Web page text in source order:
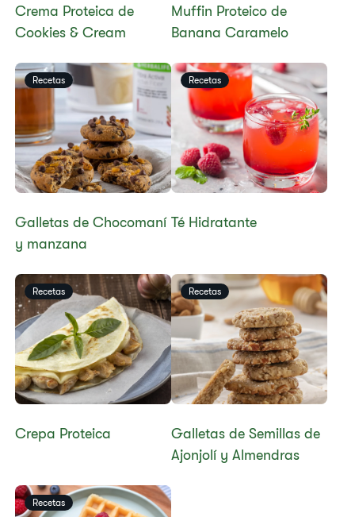
Crema Proteica de
Cookies & Cream​
Muffin Proteico de
Banana Caramelo
Recetas
​​Galletas de Chocomaní
y manzana​
Recetas
​​Té Hidratante​
Recetas
​​Crepa Proteica​
Recetas
​​Galletas de Semillas de
Ajonjolí y Almendras​
Recetas